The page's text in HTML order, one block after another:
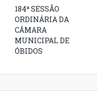
184ª SESSÃO
ORDINÁRIA DA
CÂMARA
MUNICIPAL DE
ÓBIDOS